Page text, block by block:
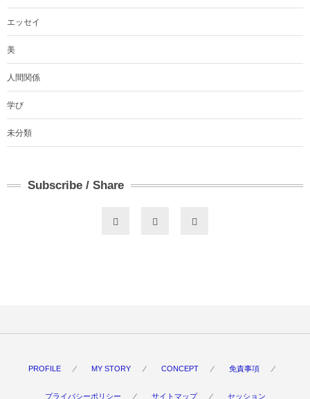
エッセイ
美
人間関係
学び
未分類
Subscribe / Share
PROFILE MY STORY CONCEPT 免責事項
プライバシーポリシー サイトマップ セッション